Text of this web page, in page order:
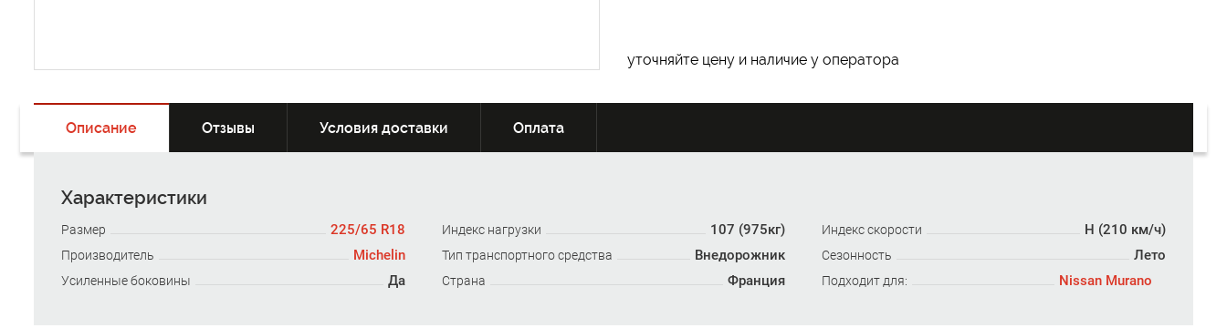
уточняйте цену и наличие у оператора
Описание Отзывы Условия доставки Оплата
Характеристики
Размер 225/65 R18 Индекс нагрузки 107 (975кг) Индекс скорости H (210 км/ч)
Производитель Michelin Тип транспортного средства Внедорожник Сезонность Лето
Усиленные боковины Да Страна Франция Подходит для: Nissan Murano